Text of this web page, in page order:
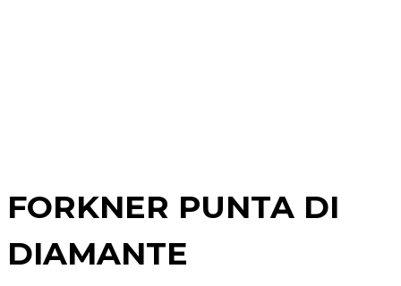
FORKNER PUNTA DI
DIAMANTE